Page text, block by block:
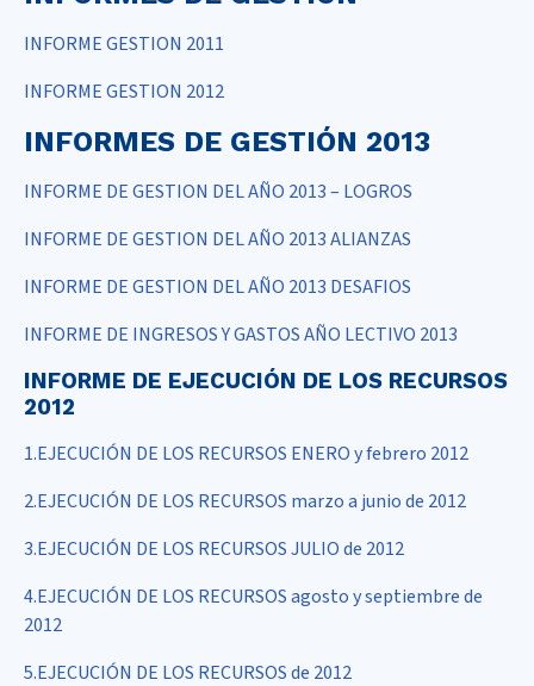
INFORME GESTION 2011
INFORME GESTION 2012
INFORMES DE GESTIÓN 2013
INFORME DE GESTION DEL AÑO 2013 – LOGROS
INFORME DE GESTION DEL AÑO 2013 ALIANZAS
INFORME DE GESTION DEL AÑO 2013 DESAFIOS
INFORME DE INGRESOS Y GASTOS AÑO LECTIVO 2013
INFORME DE EJECUCIÓN DE LOS RECURSOS
2012
1.EJECUCIÓN DE LOS RECURSOS ENERO y febrero 2012
2.EJECUCIÓN DE LOS RECURSOS marzo a junio de 2012
3.EJECUCIÓN DE LOS RECURSOS JULIO de 2012
4.EJECUCIÓN DE LOS RECURSOS agosto y septiembre de
2012
5.EJECUCIÓN DE LOS RECURSOS de 2012